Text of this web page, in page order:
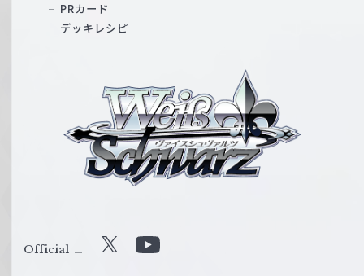
ス
ル
PRカード
デッキレシピ
Official X